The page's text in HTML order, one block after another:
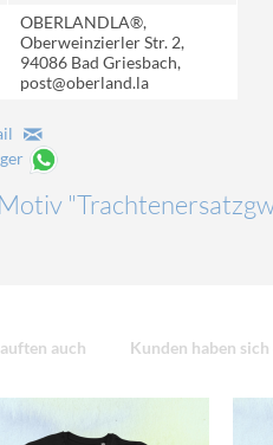
OBERLANDLA®,
Oberweinzierler Str. 2,
94086 Bad Griesbach,
post@oberland.la
auch Kunden haben